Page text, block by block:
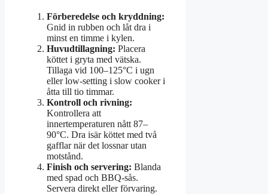
Förberedelse och kryddning:
Gnid in rubben och låt dra i
minst en timme i kylen.
Huvudtillagning: Placera
köttet i gryta med vätska.
Tillaga vid 100–125°C i ugn
eller low-setting i slow cooker i
åtta till tio timmar.
Kontroll och rivning:
Kontrollera att
innertemperaturen nått 87–
90°C. Dra isär köttet med två
gafflar när det lossnar utan
motstånd.
Finish och servering: Blanda
med spad och BBQ-sås.
Servera direkt eller förvaring.